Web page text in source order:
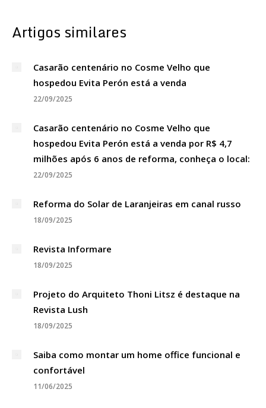
Artigos similares
Casarão centenário no Cosme Velho que
hospedou Evita Perón está a venda
22/09/2025
Casarão centenário no Cosme Velho que
hospedou Evita Perón está a venda por R$ 4,7
milhões após 6 anos de reforma, conheça o local:
22/09/2025
Reforma do Solar de Laranjeiras em canal russo
18/09/2025
Revista Informare
18/09/2025
Projeto do Arquiteto Thoni Litsz é destaque na
Revista Lush
18/09/2025
Saiba como montar um home office funcional e
confortável
11/06/2025